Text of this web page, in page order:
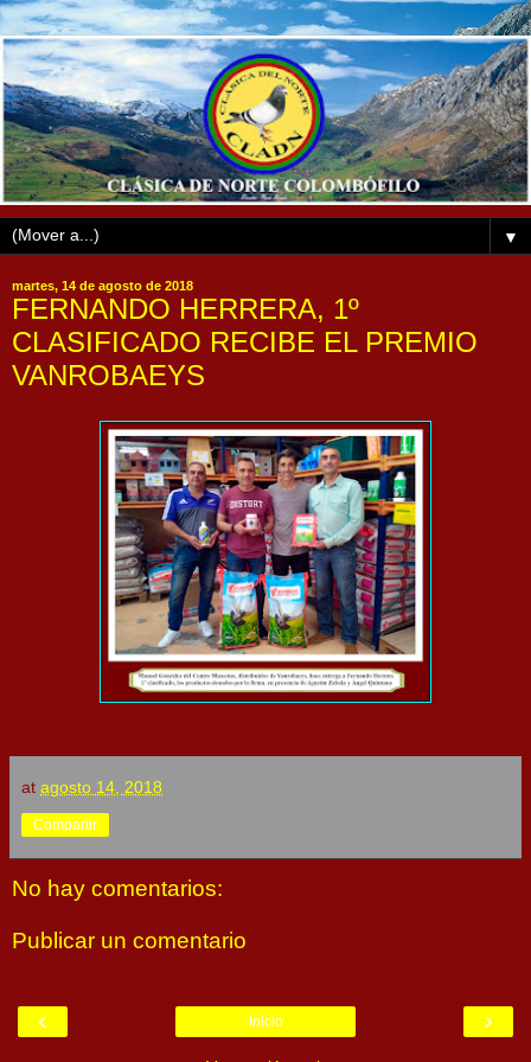
▼
martes, 14 de agosto de 2018
FERNANDO HERRERA, 1º
CLASIFICADO RECIBE EL PREMIO
VANROBAEYS
at agosto 14, 2018
Compartir
No hay comentarios:
Publicar un comentario
‹ ›
Inicio